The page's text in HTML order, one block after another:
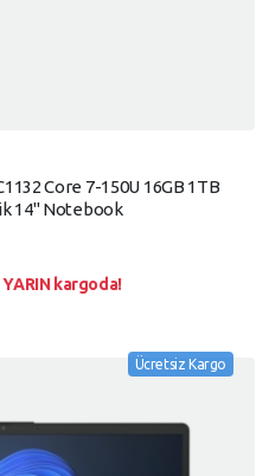
Core 7-150U 16GB 1TB
14" Notebook
YARIN kargoda!
Ücretsiz Kargo